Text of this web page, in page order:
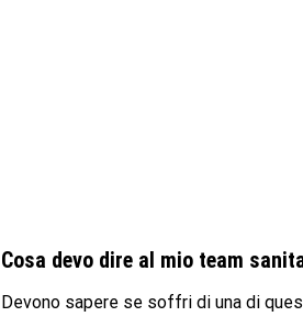
Cosa devo dire al mio team
Devono sapere se soffri di una di